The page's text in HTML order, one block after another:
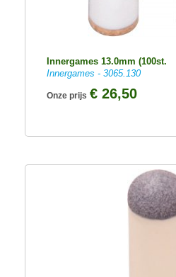
Innergames 13.0mm (100st.
Innergames - 3065.130
Onze prijs € 26,50